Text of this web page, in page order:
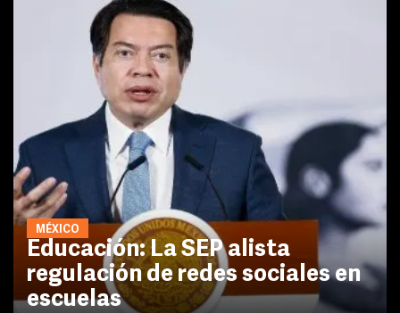
MÉXICO
Educación: La SEP alista
regulación de redes sociales en
escuelas